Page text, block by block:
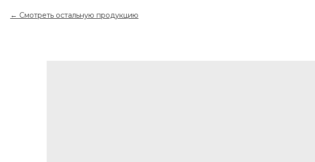
Смотреть остальную продукцию